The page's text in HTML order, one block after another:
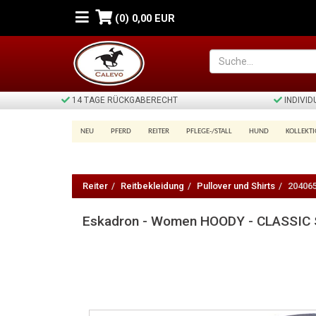
(0) 0,00 EUR
14 TAGE RÜCKGABERECHT
NEU PFERD REITER PFLEGE-/STALL HUND
Women
Reiter Reitbekleidung Pullover und Shirts
Eskadron - Women HOODY - CLASSIC